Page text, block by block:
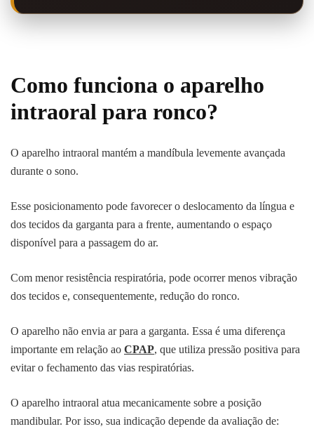
Como funciona o aparelho
intraoral para ronco?
O aparelho intraoral mantém a mandíbula levemente avançada
durante o sono.
Esse posicionamento pode favorecer o deslocamento da língua e
dos tecidos da garganta para a frente, aumentando o espaço
disponível para a passagem do ar.
Com menor resistência respiratória, pode ocorrer menos vibração
dos tecidos e, consequentemente, redução do ronco.
O aparelho não envia ar para a garganta. Essa é uma diferença
importante em relação ao CPAP, que utiliza pressão positiva para
evitar o fechamento das vias respiratórias.
O aparelho intraoral atua mecanicamente sobre a posição
mandibular. Por isso, sua indicação depende da avaliação de: